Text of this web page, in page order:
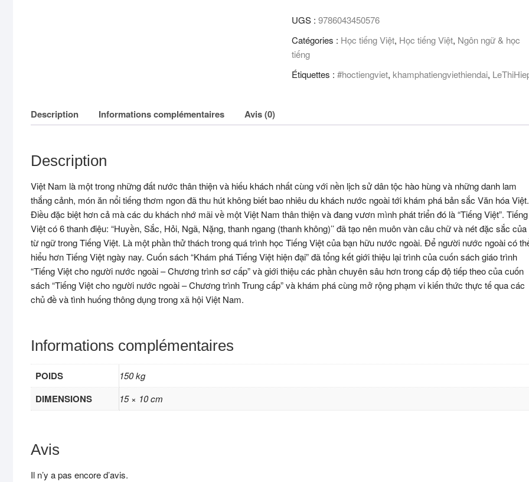
tiếng
Việt
hiện
UGS : 9786043450576
Catégories : Học tiếng Việt, Học tiếng Việt, Ngôn ngữ & học
tiếng
Étiquettes : #hoctiengviet, khamphatiengviethiendai,
Description Informations complémentaires Avis (0)
Description
Việt Nam là một trong những đất nước thân thiện và hiếu khách nhất cùng với nền lịch sử dân tộc hào hùng và những danh lam
thắng cảnh, món ăn nổi tiếng thơm ngon đã thu hút không biết bao nhiêu du khách nước ngoài tới khám phá bản sắc Văn hóa Việt.
Điều đặc biệt hơn cả mà các du khách nhớ mãi về một Việt Nam thân thiện và đang vươn mình phát triển đó là “Tiếng Việt”. Tiếng
Việt có 6 thanh điệu: “Huyền, Sắc, Hỏi, Ngã, Nặng, thanh ngang (thanh không)’’ đã tạo nên muôn vàn câu chữ và nét đặc sắc của
từ ngữ trong Tiếng Việt. Là một phần thử thách trong quá trình học Tiếng Việt của bạn hữu nước ngoài. Để người nước ngoài có
hiểu hơn Tiếng Việt ngày nay. Cuốn sách“Khám phá Tiếng Việt hiện đại”đã tổng kết giới thiệu lại trình của cuốn sách giáo trình
“Tiếng Việt cho người nước ngoài – Chương trìnhsơ cấp” và giới thiệu các phần chuyên sâu hơn trong cấp độ tiếp theo của cuốn
sách “Tiếng Việt cho người nước ngoài – Chương trình Trung cấp” và khám phá cùng mở rộng phạm vi kiến thức thực tế qua các
chủ đề và tình huống thông dụng trong xã hội Việt Nam.
Informations complémentaires
POIDS 150 kg
DIMENSIONS 15 × 10 cm
Avis
Il n’y a pas encore d’avis.